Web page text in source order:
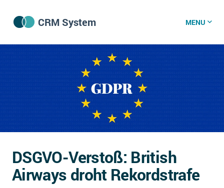
CRM System
CRM Wissenszentrum
CRM News
Was ist CRM?
Offene Stellen bei CRM-Lieferanten
MENU
DSGVO-Verstoß: British
Airways droht Rekordstrafe